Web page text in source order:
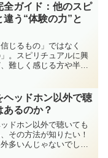
全ガイド：他のスピ
違う“体験の力”と
じるもの」ではなく
」。スピリチュアルに興
難しく感じる方や半信
します。
ヘッドホン以外で聴
あるのか？
ドホン以外で聴いても
その方法が知りたい！
多いんじゃないでしょ